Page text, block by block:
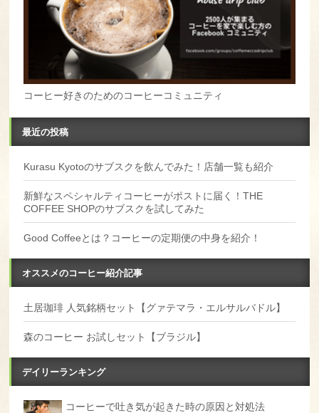
コーヒー好きのためのコーヒーコミュニティ
最近の投稿
Kurasu Kyotoのサブスクを飲んでみた！店舗一覧も紹介
新鮮なスペシャルティコーヒーがポストに届く！THE
COFFEE SHOPのサブスクを試してみた
Good Coffeeとは？コーヒーの定期便の中身を紹介！
オススメのコーヒー紹介記事
土居珈琲 人気銘柄セット【グァテマラ・エルサルバドル】
森のコーヒー お試しセット【ブラジル】
デイリーランキング
コーヒーで吐き気が起きた時の原因と対処法